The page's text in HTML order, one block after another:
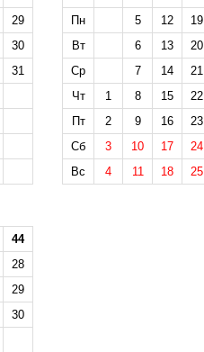
29
30
31
Пн
5 12 19
Вт
6 13 20
Ср
7 14 21
Чт
1 8 15 22
Пт
2 9 16 23
Сб
3 10 17
24
Вс
4 11 18 25
44
28
29
30